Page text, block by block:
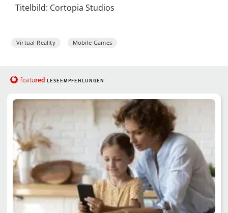
Titelbild: Cortopia Studios
Virtual-Reality Mobile-Games
featured LESEEMPFEHLUNGEN